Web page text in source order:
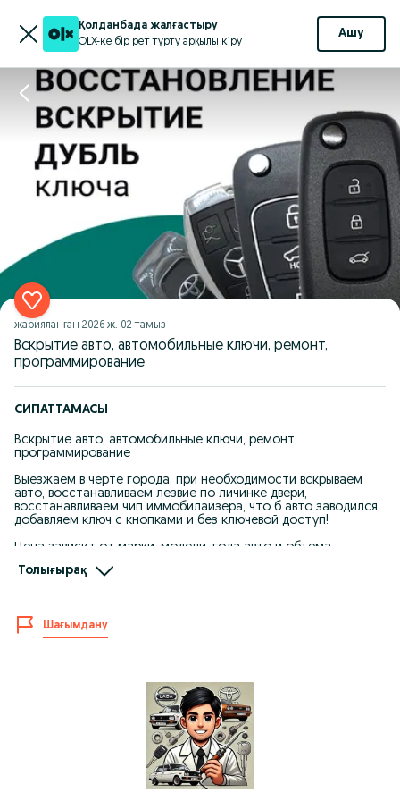
Қолданбада жалғастыру
OLX-ке бір рет түрту арқылы кіру
Ашу
жарияланған 2026 ж. 02 тамыз
Вскрытие авто, автомобильные ключи, ремонт,
программирование
СИПАТТАМАСЫ
Вскрытие авто, автомобильные ключи, ремонт,
программирование
Выезжаем в черте города, при необходимости вскрываем
авто, восстанавливаем лезвие по личинке двери,
восстанавливаем чип иммобилайзера, что б авто заводился,
добавляем ключ с кнопками и без ключевой доступ!
Цена зависит от марки, модели, года авто и объема
Восстановление при полной утере;
Ремонт ключа после стирки или попадания в воду;
Изготовление запасного ключа;
Чипа иммобилайзера для автозапуска;
Выкидного ключа с кнопками;
Восстановление лезвия;
Удаление ключей из памяти автомобиля;
Программирование ключей;
Изготовление ключей по вин коду;
Толығырақ
Шағымдану